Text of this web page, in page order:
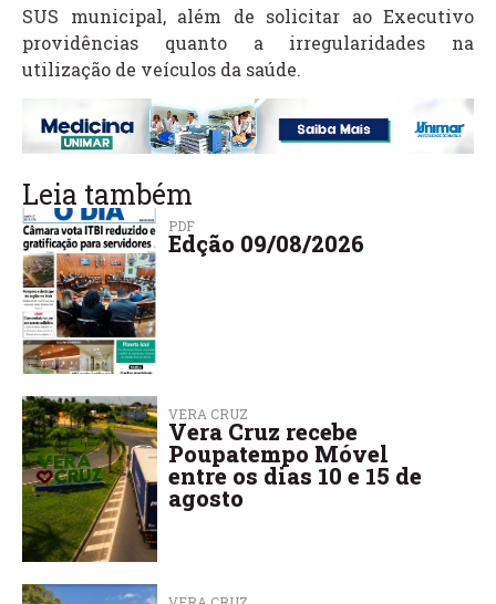
SUS municipal, além de solicitar ao Executivo
providências quanto a irregularidades na
utilização de veículos da saúde.
Leia também
PDF
Edção 09/08/2026
VERA CRUZ
Vera Cruz recebe
Poupatempo Móvel
entre os dias 10 e 15 de
agosto